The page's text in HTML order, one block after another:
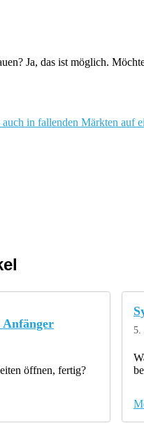
Ja, das ist möglich.
in fallenden Märkten auf
Anfänger
öffnen, fertig?
5.